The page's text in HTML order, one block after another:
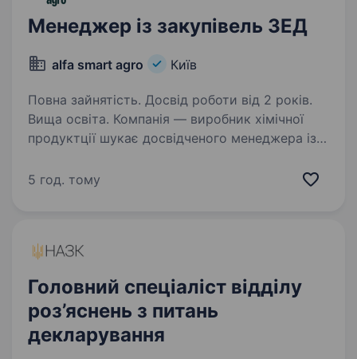
Менеджер із закупівель ЗЕД
alfa smart agro Київ
Повна зайнятість. Досвід роботи від 2 років.
Вища освіта. Компанія — виробник хімічної
продуктції шукає досвідченого менеджера із
оформлення імпорту. Знання англійської мови
5 год. тому
Головний спеціаліст відділу
роз’яснень з питань
декларування